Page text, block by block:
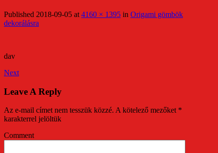
Published 2018-09-05 at 4160 × 1395 in Origami gömbök
dekorálásra
dav
Next
Leave A Reply
Az e-mail címet nem tesszük közzé. A kötelező mezőket *
karakterrel jelöltük
Comment